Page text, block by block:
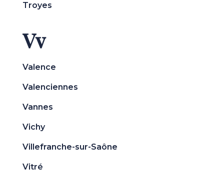
Troyes
Vv
Valence
Valenciennes
Vannes
Vichy
Villefranche-sur-Saône
Vitré